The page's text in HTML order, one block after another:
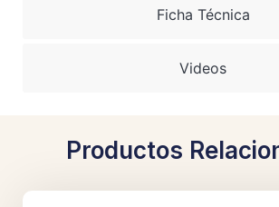
Ficha Técnica
Videos
Productos